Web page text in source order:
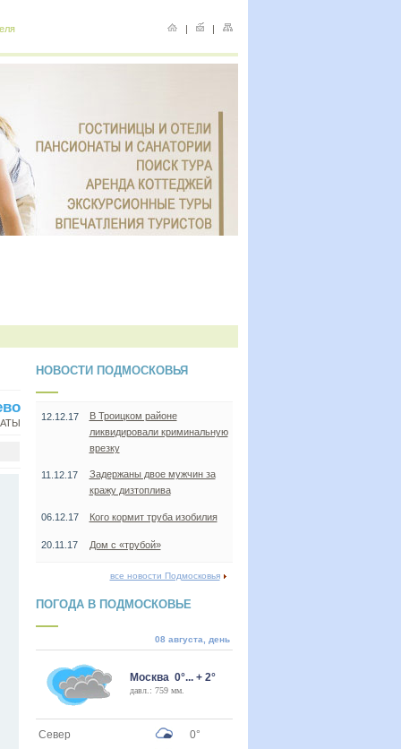
| |
НОВОСТИ ПОДМОСКОВЬЯ
12.12.17
В Троицком районе
ликвидировали криминальную
врезку
11.12.17
Задержаны двое мужчин за
кражу дизтоплива
06.12.17 Кого кормит труба изобилия
20.11.17 Дом с «трубой»
все новости Подмосковья
ПОГОДА В ПОДМОСКОВЬЕ
08 августа, день
Москва 0°... + 2°
давл.: 759 мм.
Север
0°